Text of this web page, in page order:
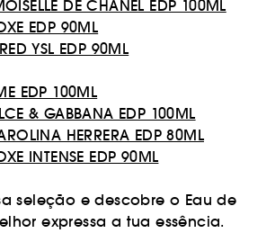
DE CHANEL EDP 100ML
EDP 90ML
YSL EDP 90ML
EDP 100ML
& GABBANA EDP 100ML
HERRERA EDP 80ML
INTENSE EDP 90ML
seleção e descobre o Eau de
expressa a tua essência.